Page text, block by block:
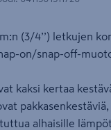
(3/4’’) letkujen
on/snap-off-
kaksi kertaa
alhaisille